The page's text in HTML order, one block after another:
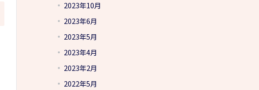
2023年10月
2023年6月
2023年5月
2023年4月
2023年2月
2022年5月